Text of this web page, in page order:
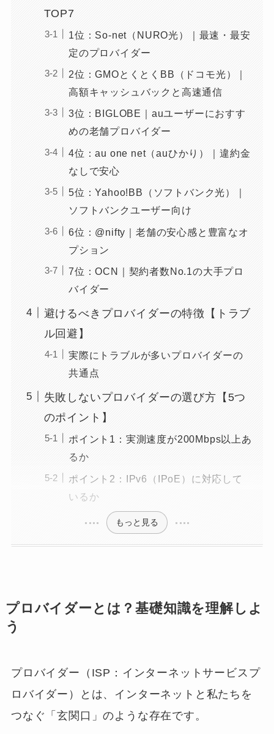
TOP7
1位：So-net（NURO光）｜最速・最安
定のプロバイダー
2位：GMOとくとくBB（ドコモ光）｜
高額キャッシュバックと高速通信
3位：BIGLOBE｜auユーザーにおすす
めの老舗プロバイダー
4位：au one net（auひかり）｜違約金
なしで安心
5位：Yahoo!BB（ソフトバンク光）｜
ソフトバンクユーザー向け
6位：@nifty｜老舗の安心感と豊富なオ
プション
7位：OCN｜契約者数No.1の大手プロ
バイダー
避けるべきプロバイダーの特徴【トラブ
ル回避】
実際にトラブルが多いプロバイダーの
共通点
失敗しないプロバイダーの選び方【5つ
のポイント】
ポイント1：実測速度が200Mbps以上あ
るか
ポイント2：IPv6（IPoE）に対応して
いるか
もっと見る
プロバイダーとは？基礎知識を理解しよ
う
プロバイダー（ISP：インターネットサービスプ
ロバイダー）とは、インターネットと私たちを
つなぐ「玄関口」のような存在です。